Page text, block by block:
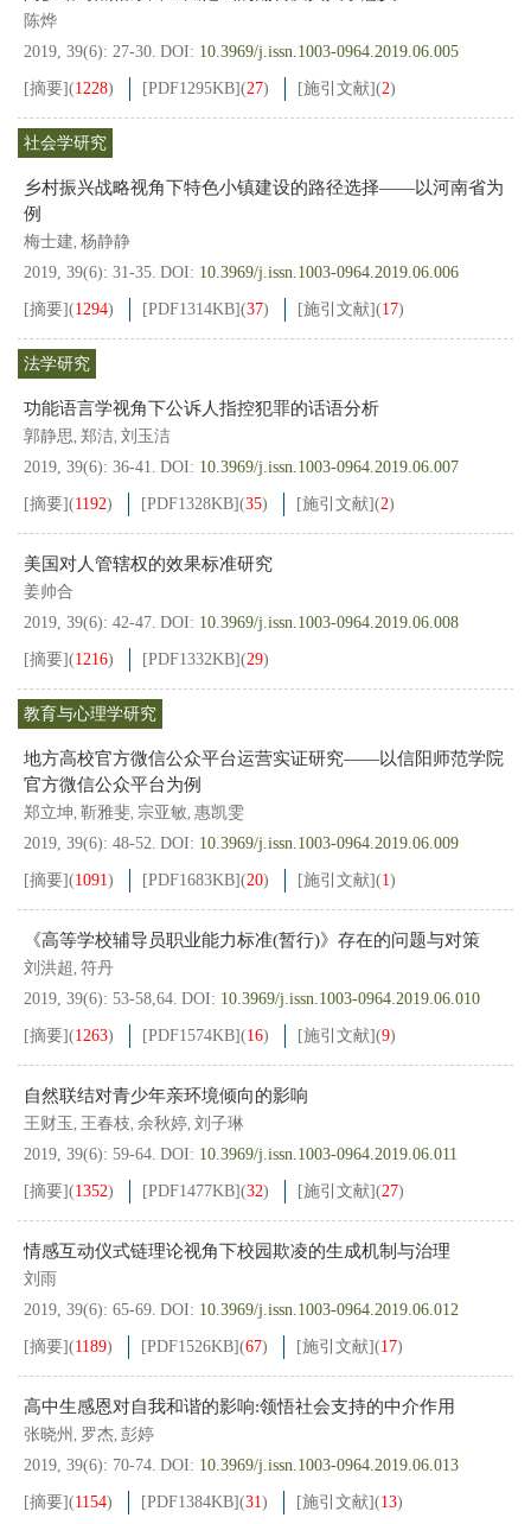
陈烨
2019, 39(6): 27-30. DOI: 10.3969/j.issn.1003-0964.2019.06.005
[摘要](1228) [PDF1295KB](27) [施引文献](2)
社会学研究
乡村振兴战略视角下特色小镇建设的路径选择——以河南省为
例
梅士建, 杨静静
2019, 39(6): 31-35. DOI: 10.3969/j.issn.1003-0964.2019.06.006
[摘要](1294) [PDF1314KB](37) [施引文献](17)
法学研究
功能语言学视角下公诉人指控犯罪的话语分析
郭静思, 郑洁, 刘玉洁
2019, 39(6): 36-41. DOI: 10.3969/j.issn.1003-0964.2019.06.007
[摘要](1192) [PDF1328KB](35) [施引文献](2)
美国对人管辖权的效果标准研究
姜帅合
2019, 39(6): 42-47. DOI: 10.3969/j.issn.1003-0964.2019.06.008
[摘要](1216) [PDF1332KB](29)
教育与心理学研究
地方高校官方微信公众平台运营实证研究——以信阳师范学院
官方微信公众平台为例
郑立坤, 靳雅斐, 宗亚敏, 惠凯雯
2019, 39(6): 48-52. DOI: 10.3969/j.issn.1003-0964.2019.06.009
[摘要](1091) [PDF1683KB](20) [施引文献](1)
《高等学校辅导员职业能力标准(暂行)》存在的问题与对策
刘洪超, 符丹
2019, 39(6): 53-58,64. DOI: 10.3969/j.issn.1003-0964.2019.06.010
[摘要](1263) [PDF1574KB](16) [施引文献](9)
自然联结对青少年亲环境倾向的影响
王财玉, 王春枝, 余秋婷, 刘子琳
2019, 39(6): 59-64. DOI: 10.3969/j.issn.1003-0964.2019.06.011
[摘要](1352) [PDF1477KB](32) [施引文献](27)
情感互动仪式链理论视角下校园欺凌的生成机制与治理
刘雨
2019, 39(6): 65-69. DOI: 10.3969/j.issn.1003-0964.2019.06.012
[摘要](1189) [PDF1526KB](67) [施引文献](17)
高中生感恩对自我和谐的影响:领悟社会支持的中介作用
张晓州 , 罗杰, 彭婷
2019, 39(6): 70-74. DOI: 10.3969/j.issn.1003-0964.2019.06.013
[摘要](1154) [PDF1384KB](31) [施引文献](13)